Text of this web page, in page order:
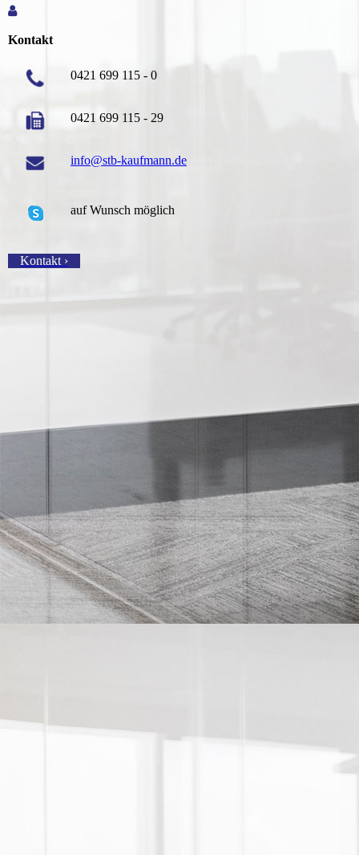
Kontakt
0421 699 115 - 0
0421 699 115 - 29
info@stb-kaufmann.de
auf Wunsch möglich
Kontakt ›